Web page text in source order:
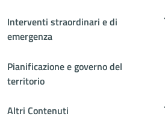
Interventi straordinari e di
emergenza
Pianificazione e governo del
territorio
Altri Contenuti